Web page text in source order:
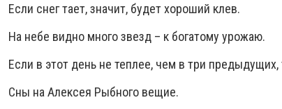
Если снег тает, значит, будет хороший клев.
На небе видно много звезд – к богатому урожаю.
Если в этот день не теплее, чем в три
Сны на Алексея Рыбного вещие.